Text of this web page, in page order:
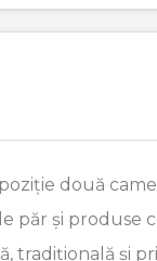
două
păr și produse
tradițională și